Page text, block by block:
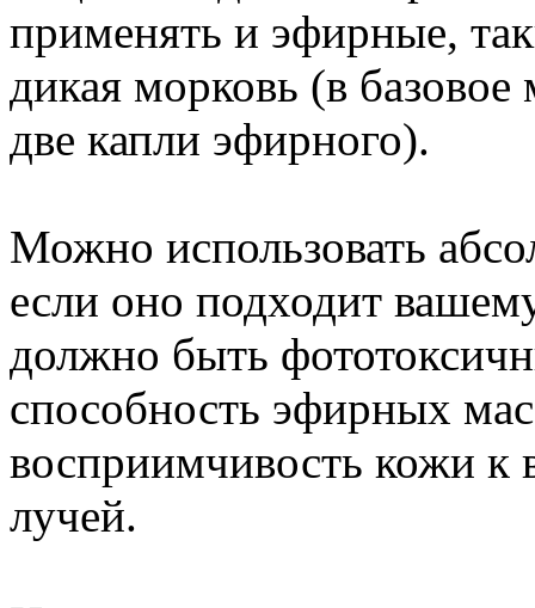
применять и эфирные,
дикая морковь (в
две капли эфирного).
Можно использовать
если оно подходит
должно быть
способность эфирных
восприимчивость кожи к
лучей.